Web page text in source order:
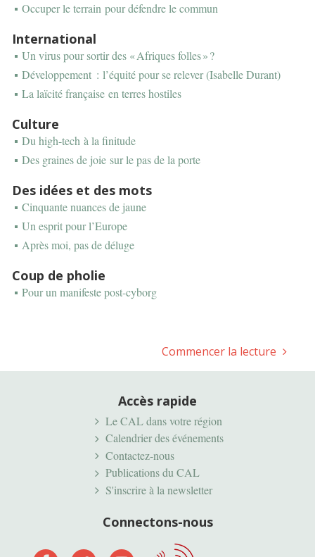
Occuper le terrain pour défendre le commun
International
Un virus pour sortir des « Afriques folles » ?
Développement : l’équité pour se relever (Isabelle Durant)
La laïcité française en terres hostiles
Culture
Du high-tech à la finitude
Des graines de joie sur le pas de la porte
Des idées et des mots
Cinquante nuances de jaune
Un esprit pour l’Europe
Après moi, pas de déluge
Coup de pholie
Pour un manifeste post-cyborg
Commencer la lecture
Accès rapide
Le CAL dans votre région
Calendrier des événements
Contactez-nous
Publications du CAL
S'inscrire à la newsletter
Connectons-nous